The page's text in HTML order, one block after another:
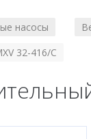
насосы
32-416/C